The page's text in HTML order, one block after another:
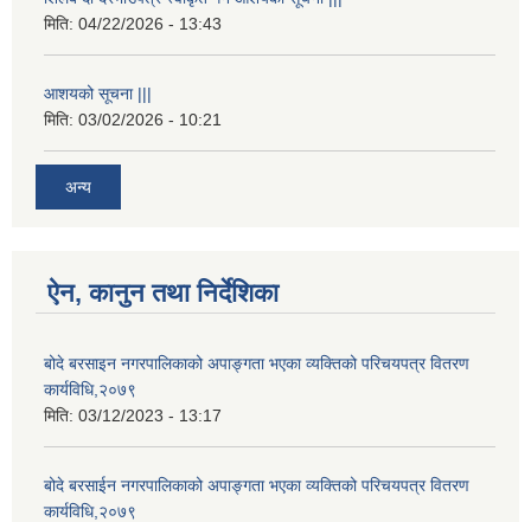
मिति: 04/22/2026 - 13:43
आशयको सूचना |||
मिति: 03/02/2026 - 10:21
अन्य
ऐन, कानुन तथा निर्देशिका
बोदे बरसाइन नगरपालिकाको अपाङ्गता भएका व्यक्तिको परिचयपत्र वितरण
कार्यविधि,२०७९
मिति: 03/12/2023 - 13:17
बोदे बरसाईन नगरपालिकाको अपाङ्गता भएका व्यक्तिको परिचयपत्र वितरण
कार्यविधि,२०७९